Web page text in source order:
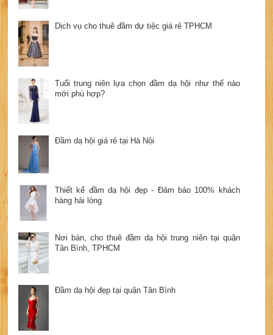
Dịch vụ cho thuê đầm dự tiệc giá rẻ TPHCM
Tuổi trung niên lựa chọn đầm dạ hội như thế nào
mới phù hợp?
Đầm dạ hội giá rẻ tại Hà Nội
Thiết kế đầm dạ hội đẹp - Đảm bảo 100% khách
hàng hài lòng
Nơi bán, cho thuê đầm dạ hội trung niên tại quận
Tân Bình, TPHCM
Đầm dạ hội đẹp tại quận Tân Bình